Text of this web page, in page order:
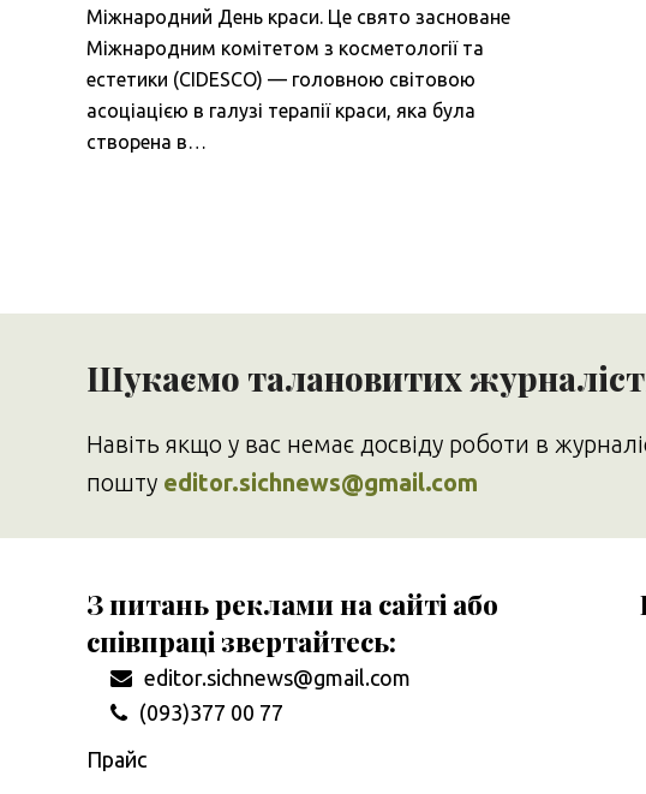
Міжнародний День краси. Це свято засноване
Міжнародним комітетом з косметології та
естетики (CIDESCO) — головною cвітовою
асоціацією в галузі терапії краси, яка була
створена в…
Шукаємо талановитих
Навіть якщо у вас немає досвіду роботи в
пошту editor.sichnews@gmail.com
З питань реклами на сайті або
співпраці звертайтесь:
editor.sichnews@gmail.com
(093)377 00 77
Прайс